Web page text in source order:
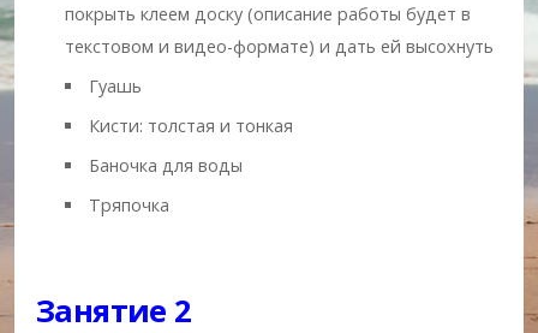
покрыть клеем доску (описание работы будет в
текстовом и видео-формате) и дать ей высохнуть
Гуашь
Кисти: толстая и тонкая
Баночка для воды
Тряпочка
Занятие 2